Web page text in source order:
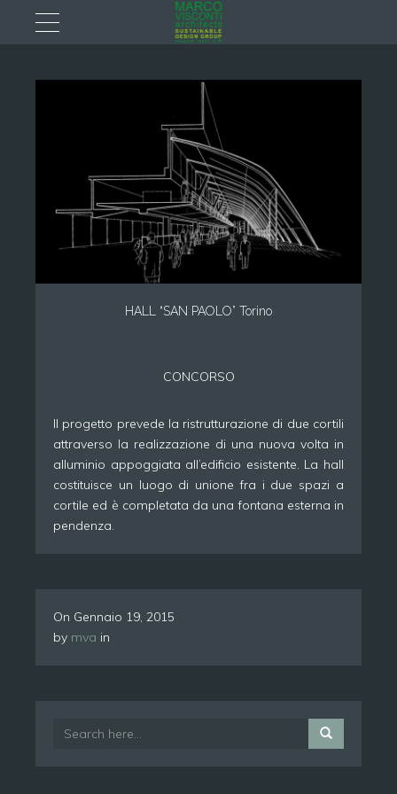
HALL “SAN PAOLO” Torino
CONCORSO
Il progetto prevede la ristrutturazione di due cortili
attraverso la realizzazione di una nuova volta in
alluminio appoggiata all’edificio esistente. La hall
costituisce un luogo di unione fra i due spazi a
cortile ed è completata da una fontana esterna in
pendenza.
On Gennaio 19, 2015
by mva in